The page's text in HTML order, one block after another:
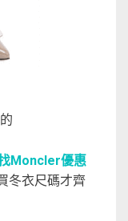
Moncler優惠
冬衣尺碼才齊